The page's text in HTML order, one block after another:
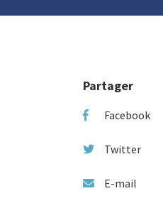
Partager
Facebook
Twitter
E-mail